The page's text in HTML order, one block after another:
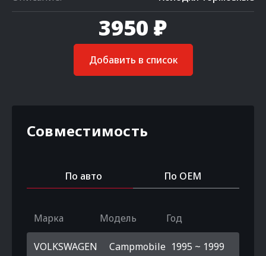
3950 ₽
Добавить в список
Совместимость
По авто По OEM
Марка Модель Год
VOLKSWAGEN Campmobile 1995 ~ 1999